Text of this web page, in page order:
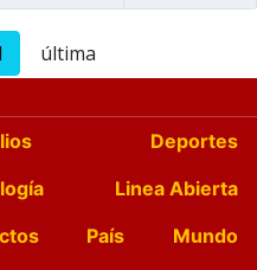
última
Deportes
Linea Abierta
País
Mundo